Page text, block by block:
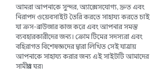
আমরা আপনাকে সুন্দর, অ্যাক্সেসযোগ্য, দ্রুত এবং
নিরাপদ ওয়েবসাইট তৈরি করতে সাহায্য করতে চাই
যা ক্রস-ব্রাউজার কাজ করে এবং আপনার সমস্ত
ব্যবহারকারীদের জন্য। ক্রোম টিমের সদস্যরা এবং
বহিরাগত বিশেষজ্ঞদের দ্বারা লিখিত সেই যাত্রায়
আপনাকে সাহায্য করার জন্য এই সাইটটি আমাদের
সামগ্রীর ঘর৷